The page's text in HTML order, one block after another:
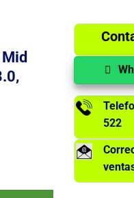
Negro, USB 3.0, Audio.
522